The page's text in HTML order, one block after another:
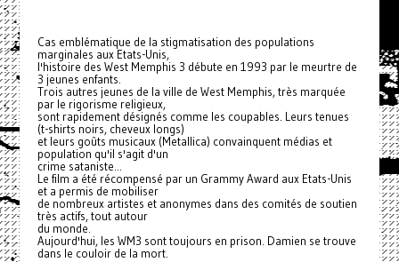
Cas emblématique de la stigmatisation des populations
marginales aux Etats-Unis,
l'histoire des West Memphis 3 débute en 1993 par le meurtre de
3 jeunes enfants.
Trois autres jeunes de la ville de West Memphis, très marquée
par le rigorisme religieux,
sont rapidement désignés comme les coupables. Leurs tenues
(t-shirts noirs, cheveux longs)
et leurs goûts musicaux (Metallica) convainquent médias et
population qu'il s'agit d'un
crime sataniste...
Le film a été récompensé par un Grammy Award aux Etats-Unis
et a permis de mobiliser
de nombreux artistes et anonymes dans des comités de soutien
très actifs, tout autour
du monde.
Aujourd'hui, les WM3 sont toujours en prison. Damien se trouve
dans le couloir de la mort.